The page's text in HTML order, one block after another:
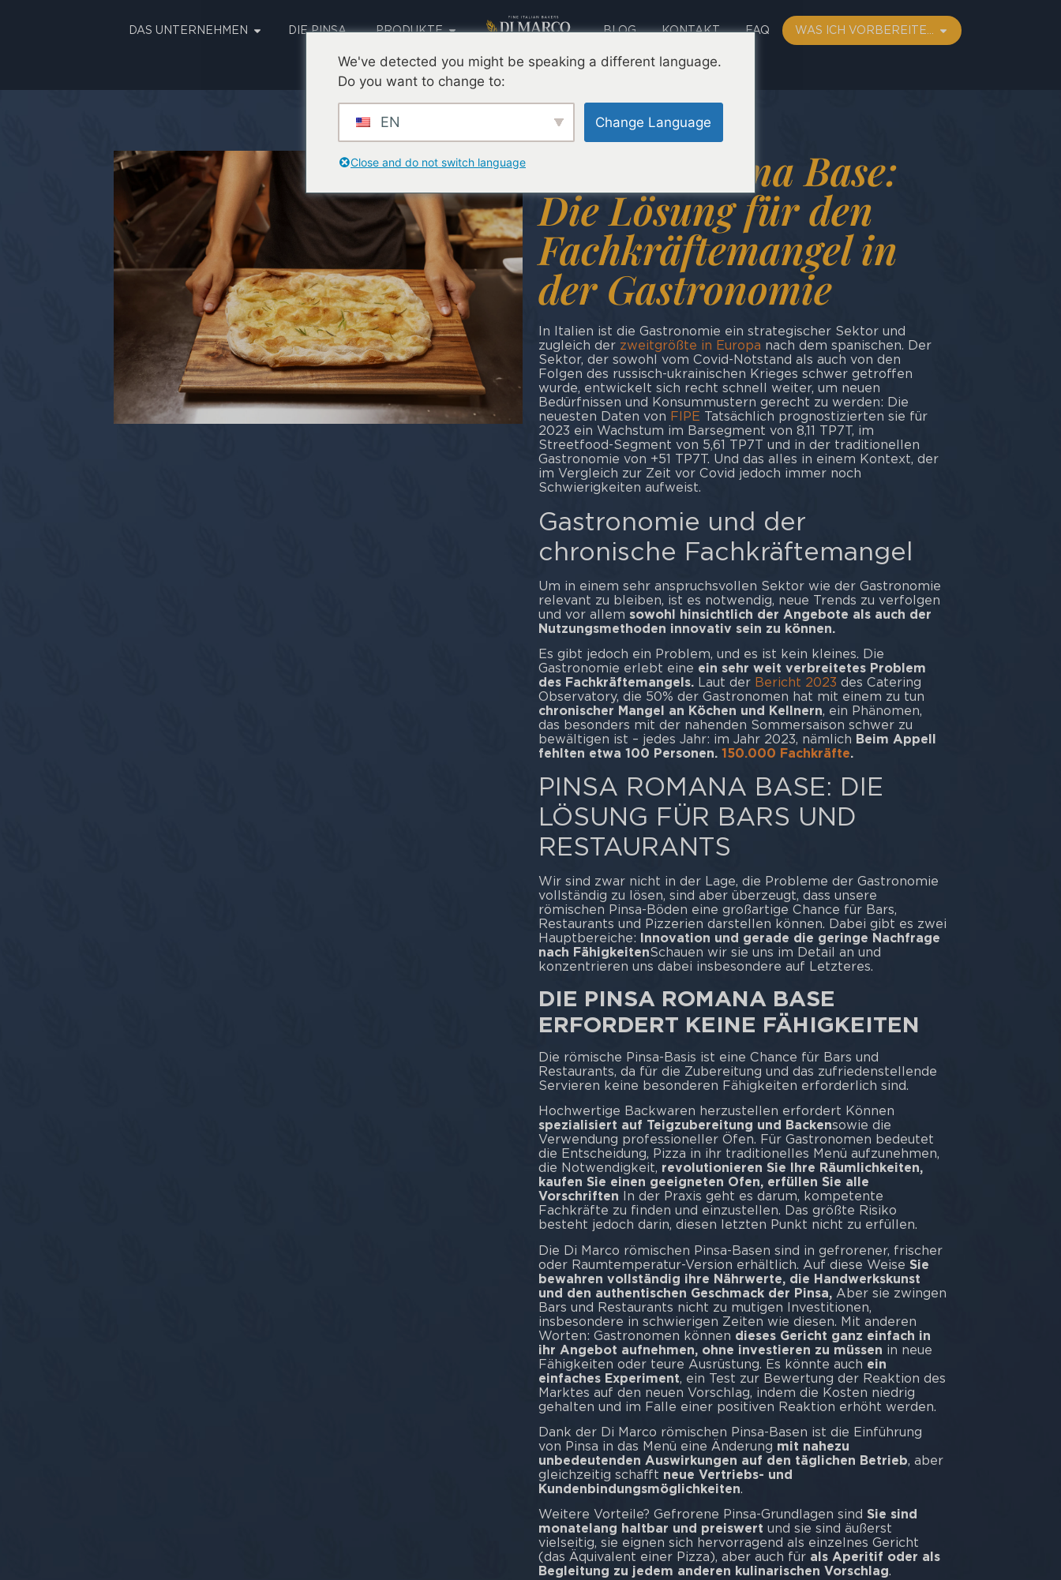
DAS UNTERNEHMEN DIE PINSA PRODUKTE
AUSBILDUNG
BLOG KONTAKT FAQ WAS ICH VORBEREITE…
SPRACHE
Pinsa Romana Base:
Die Lösung für den
Fachkräftemangel in
der Gastronomie
In Italien ist die Gastronomie ein strategischer Sektor und
zugleich der zweitgrößte in Europa nach dem spanischen. Der
Sektor, der sowohl vom Covid-Notstand als auch von den
Folgen des russisch-ukrainischen Krieges schwer getroffen
wurde, entwickelt sich recht schnell weiter, um neuen
Bedürfnissen und Konsummustern gerecht zu werden: Die
neuesten Daten von FIPE Tatsächlich prognostizierten sie für
2023 ein Wachstum im Barsegment von 8,11 TP7T, im
Streetfood-Segment von 5,61 TP7T und in der traditionellen
Gastronomie von +51 TP7T. Und das alles in einem Kontext, der
im Vergleich zur Zeit vor Covid jedoch immer noch
Schwierigkeiten aufweist.
Gastronomie und der
chronische Fachkräftemangel
Um in einem sehr anspruchsvollen Sektor wie der Gastronomie
relevant zu bleiben, ist es notwendig, neue Trends zu verfolgen
und vor allem sowohl hinsichtlich der Angebote als auch der
Nutzungsmethoden innovativ sein zu können.
Es gibt jedoch ein Problem, und es ist kein kleines. Die
Gastronomie erlebt eine ein sehr weit verbreitetes Problem
des Fachkräftemangels. Laut der Bericht 2023 des Catering
Observatory, die 50% der Gastronomen hat mit einem zu tun
chronischer Mangel an Köchen und Kellnern, ein Phänomen,
das besonders mit der nahenden Sommersaison schwer zu
bewältigen ist – jedes Jahr: im Jahr 2023, nämlich Beim Appell
fehlten etwa 100 Personen. 150.000 Fachkräfte.
PINSA ROMANA BASE: DIE
LÖSUNG FÜR BARS UND
RESTAURANTS
Wir sind zwar nicht in der Lage, die Probleme der Gastronomie
vollständig zu lösen, sind aber überzeugt, dass unsere
römischen Pinsa-Böden eine großartige Chance für Bars,
Restaurants und Pizzerien darstellen können. Dabei gibt es zwei
Hauptbereiche:
Innovation und gerade die geringe Nachfrage
nach FähigkeitenSchauen wir sie uns im Detail an und
konzentrieren uns dabei insbesondere auf Letzteres.
DIE PINSA ROMANA BASE
ERFORDERT KEINE FÄHIGKEITEN
Die römische Pinsa-Basis ist eine Chance für Bars und
Restaurants, da für die Zubereitung und das zufriedenstellende
Servieren keine besonderen Fähigkeiten erforderlich sind.
Hochwertige Backwaren herzustellen erfordert Können
spezialisiert auf Teigzubereitung und Backensowie die
Verwendung professioneller Öfen. Für Gastronomen bedeutet
die Entscheidung, Pizza in ihr traditionelles Menü aufzunehmen,
die Notwendigkeit, revolutionieren Sie Ihre Räumlichkeiten,
kaufen Sie einen geeigneten Ofen, erfüllen Sie alle
Vorschriften In der Praxis geht es darum, kompetente
Fachkräfte zu finden und einzustellen. Das größte Risiko
besteht jedoch darin, diesen letzten Punkt nicht zu erfüllen.
Die Di Marco römischen Pinsa-Basen sind in gefrorener, frischer
oder Raumtemperatur-Version erhältlich. Auf diese Weise Sie
bewahren vollständig ihre Nährwerte, die Handwerkskunst
und den authentischen Geschmack der Pinsa, Aber sie zwingen
Bars und Restaurants nicht zu mutigen Investitionen,
insbesondere in schwierigen Zeiten wie diesen. Mit anderen
Worten: Gastronomen können dieses Gericht ganz einfach in
ihr Angebot aufnehmen, ohne investieren zu müssen in neue
Fähigkeiten oder teure Ausrüstung. Es könnte auch ein
einfaches Experiment, ein Test zur Bewertung der Reaktion des
Marktes auf den neuen Vorschlag, indem die Kosten niedrig
gehalten und im Falle einer positiven Reaktion erhöht werden.
Dank der Di Marco römischen Pinsa-Basen ist die Einführung
von Pinsa in das Menü eine Änderung mit nahezu
unbedeutenden Auswirkungen auf den täglichen Betrieb, aber
gleichzeitig schafft neue Vertriebs- und
Kundenbindungsmöglichkeiten.
Weitere Vorteile? Gefrorene Pinsa-Grundlagen sind Sie sind
monatelang haltbar und preiswert und sie sind äußerst
vielseitig, sie eignen sich hervorragend als einzelnes Gericht
(das Äquivalent einer Pizza), aber auch für als Aperitif oder als
Begleitung zu jedem anderen kulinarischen Vorschlag.
We've detected you might be speaking a different language.
Do you want to change to:
EN Change Language
Close and do not switch language